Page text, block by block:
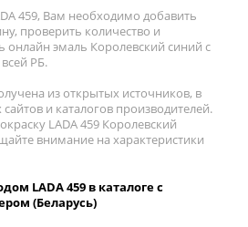
459, Вам необходимо добавить
проверить количество и
онлайн эмаль Королевский синий с
РБ.
из открытых источников, в
и каталогов производителей.
LADA 459 Королевский
внимание на характеристики
LADA 459 в каталоге с
(Беларусь)